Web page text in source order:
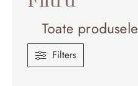
Toate produsele
Filters